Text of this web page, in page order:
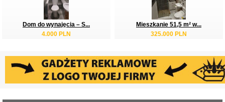
Dom do wynajęcia – S...
4.000 PLN
Mieszkanie 51,5 m² w...
325.000 PLN